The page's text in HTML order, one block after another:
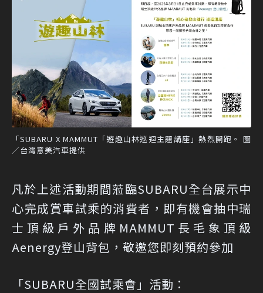
「SUBARU X MAMMUT「遊趣山林巡迴主題講座」熱烈開跑。 圖
／台灣意美汽車提供
凡於上述活動期間蒞臨SUBARU全台展示中
心完成賞車試乘的消費者，即有機會抽中瑞
士頂級戶外品牌MAMMUT長毛象頂級
Aenergy登山背包，敬邀您即刻預約參加
「SUBARU全國試乘會」活動：